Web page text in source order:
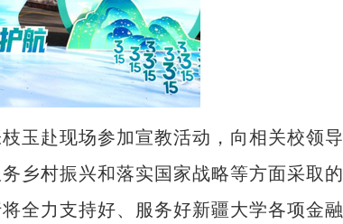
赴现场参加宣教活动，向相关校领导
乡村振兴和落实国家战略等方面采取的
全力支持好、服务好新疆大学各项金融